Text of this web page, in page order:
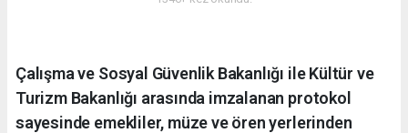
Çalışma ve Sosyal Güvenlik Bakanlığı ile Kültür ve
Turizm Bakanlığı arasında imzalanan protokol
sayesinde emekliler, müze ve ören yerlerinden